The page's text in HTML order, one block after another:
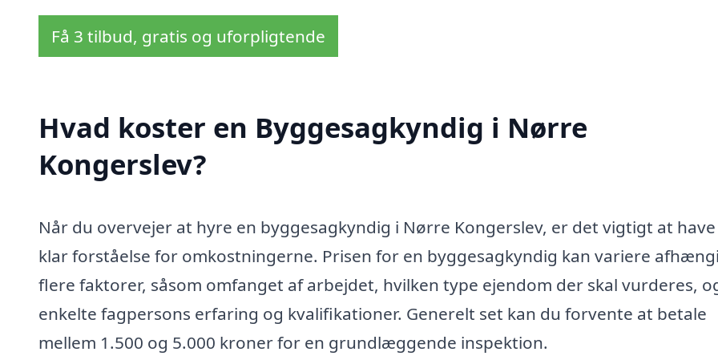
Få 3 tilbud, gratis og uforpligtende
Hvad koster en Byggesagkyndig i Nørre
Kongerslev?
Når du overvejer at hyre en byggesagkyndig i Nørre Kongerslev, er det vigtigt at
klar forståelse for omkostningerne. Prisen for en byggesagkyndig kan variere
flere faktorer, såsom omfanget af arbejdet, hvilken type ejendom der skal vurderes,
enkelte fagpersons erfaring og kvalifikationer. Generelt set kan du forvente at betale
mellem 1.500 og 5.000 kroner for en grundlæggende inspektion.